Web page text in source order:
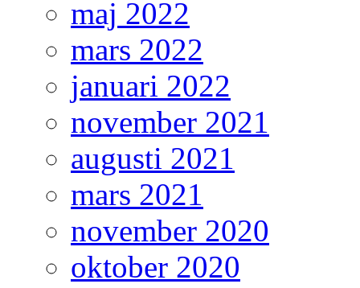
maj 2022
mars 2022
januari 2022
november 2021
augusti 2021
mars 2021
november 2020
oktober 2020